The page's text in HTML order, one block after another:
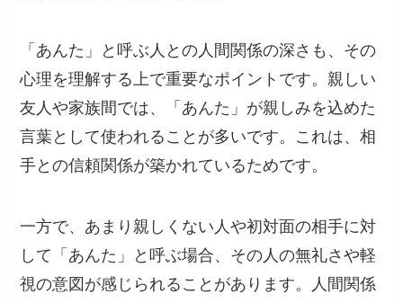
「あんた」と呼ぶ人との人間関係の深さも、その
心理を理解する上で重要なポイントです。親しい
友人や家族間では、「あんた」が親しみを込めた
言葉として使われることが多いです。これは、相
手との信頼関係が築かれているためです。
一方で、あまり親しくない人や初対面の相手に対
して「あんた」と呼ぶ場合、その人の無礼さや軽
視の意図が感じられることがあります。人間関係